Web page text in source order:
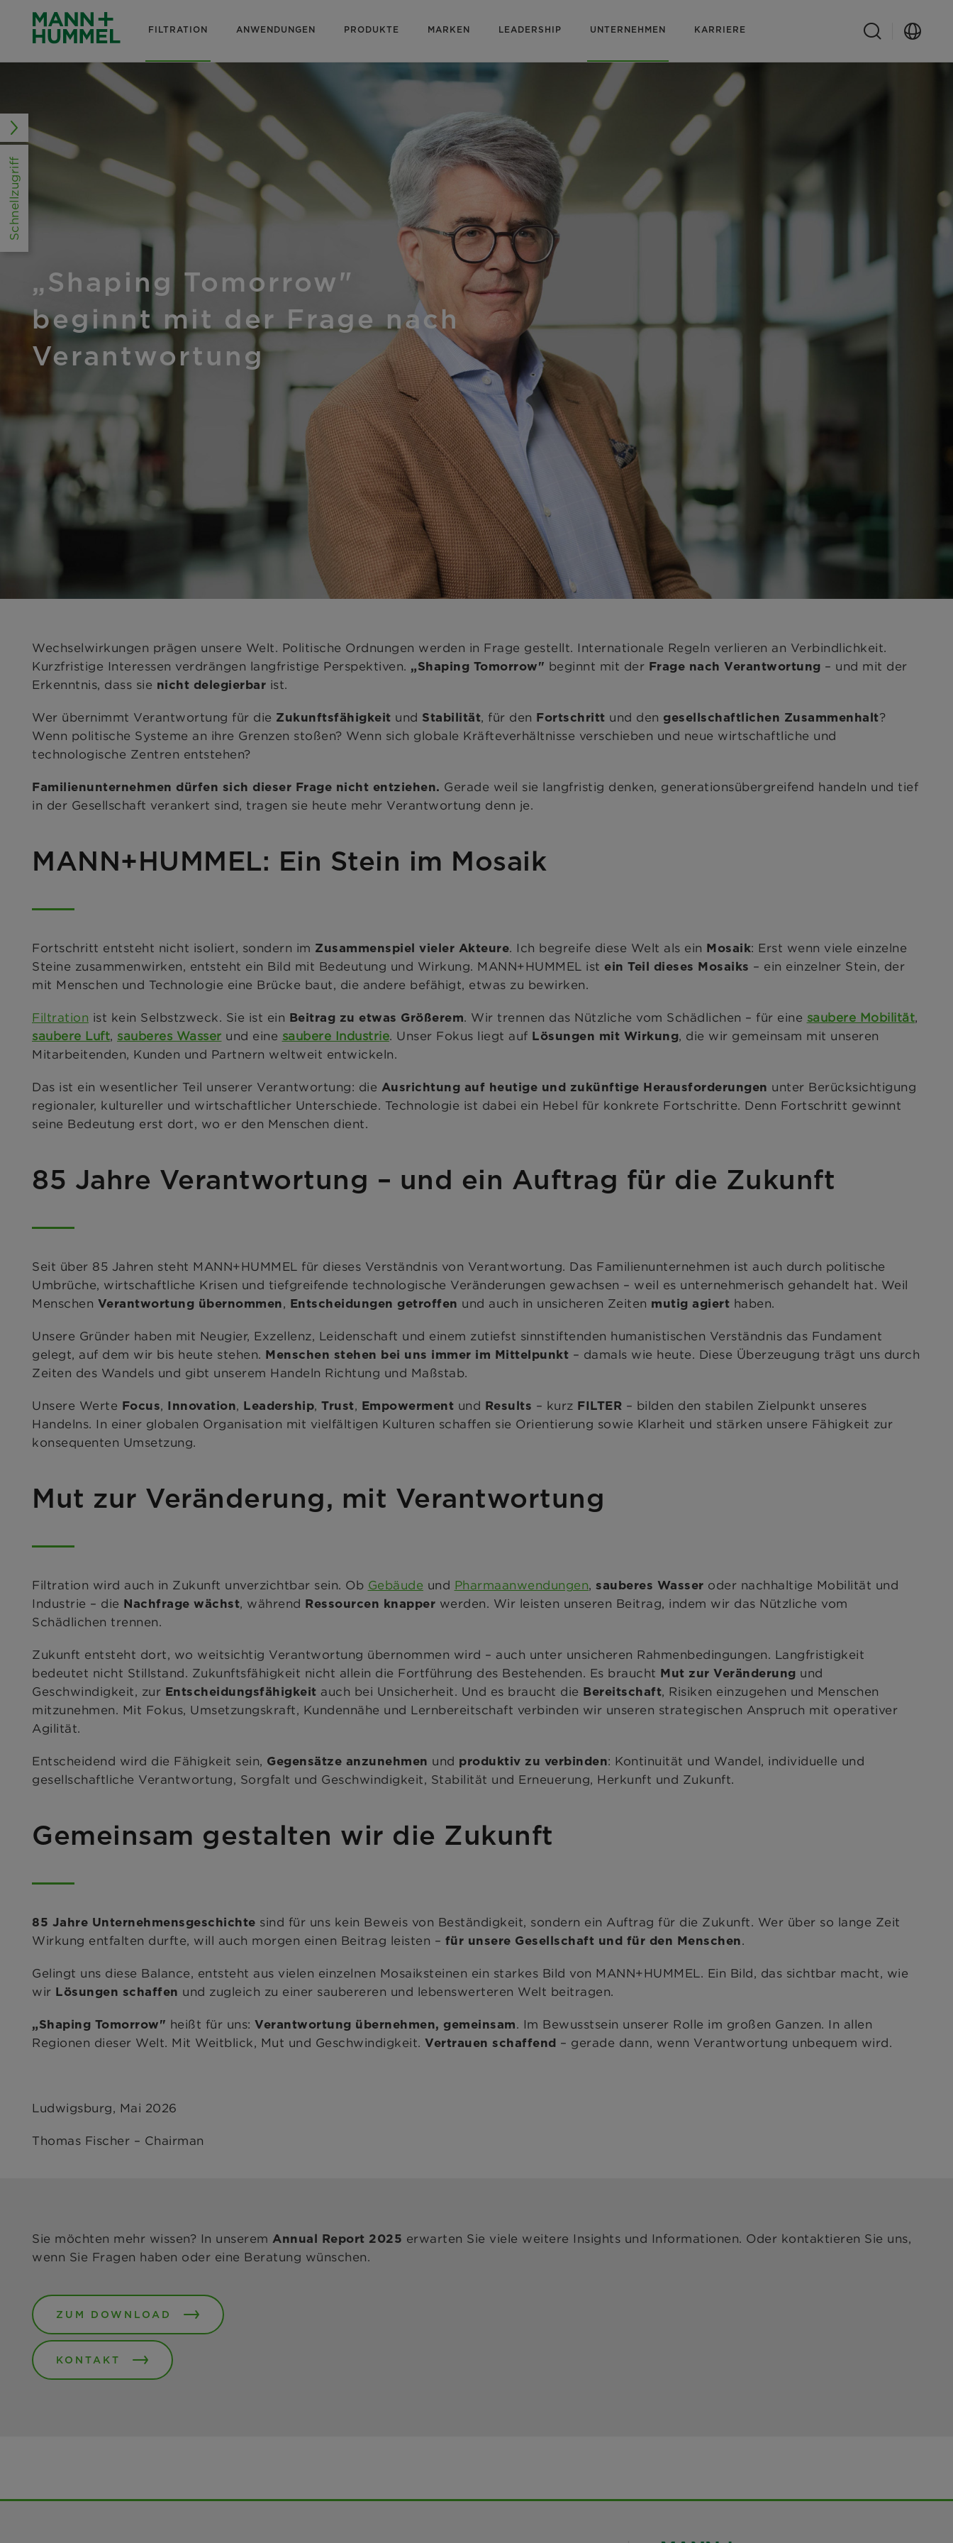
FILTRATION ANWENDUNGEN PRODUKTE MARKEN LEADERSHIP UNTERNEHMEN KARRIERE
„Shaping Tomorrow"
beginnt mit der Frage nach
Verantwortung
Wechselwirkungen prägen unsere Welt. Politische Ordnungen werden in Frage gestellt. Internationale Regeln verlieren an Verbindlichkeit.
Kurzfristige Interessen verdrängen langfristige Perspektiven. „Shaping Tomorrow" beginnt mit der Frage nach Verantwortung – und mit der
Erkenntnis, dass sie nicht delegierbar ist.
Wer übernimmt Verantwortung für die Zukunftsfähigkeit und Stabilität, für den Fortschritt und den gesellschaftlichen Zusammenhalt?
Wenn politische Systeme an ihre Grenzen stoßen? Wenn sich globale Kräfteverhältnisse verschieben und neue wirtschaftliche und
technologische Zentren entstehen?
Familienunternehmen dürfen sich dieser Frage nicht entziehen. Gerade weil sie langfristig denken, generationsübergreifend handeln und tief
in der Gesellschaft verankert sind, tragen sie heute mehr Verantwortung denn je.
MANN+HUMMEL: Ein Stein im Mosaik
Fortschritt entsteht nicht isoliert, sondern im Zusammenspiel vieler Akteure. Ich begreife diese Welt als ein Mosaik: Erst wenn viele einzelne
Steine zusammenwirken, entsteht ein Bild mit Bedeutung und Wirkung. MANN+HUMMEL ist ein Teil dieses Mosaiks – ein einzelner Stein, der
mit Menschen und Technologie eine Brücke baut, die andere befähigt, etwas zu bewirken.
Filtration ist kein Selbstzweck. Sie ist ein Beitrag zu etwas Größerem. Wir trennen das Nützliche vom Schädlichen – für eine saubere Mobilität,
saubere Luft, sauberes Wasser und eine saubere Industrie. Unser Fokus liegt auf Lösungen mit Wirkung, die wir gemeinsam mit unseren
Mitarbeitenden, Kunden und Partnern weltweit entwickeln.
Das ist ein wesentlicher Teil unserer Verantwortung: die Ausrichtung auf heutige und zukünftige Herausforderungen unter Berücksichtigung
regionaler, kultureller und wirtschaftlicher Unterschiede. Technologie ist dabei ein Hebel für konkrete Fortschritte. Denn Fortschritt gewinnt
seine Bedeutung erst dort, wo er den Menschen dient.
85 Jahre Verantwortung – und ein Auftrag für die Zukunft
Seit über 85 Jahren steht MANN+HUMMEL für dieses Verständnis von Verantwortung. Das Familienunternehmen ist auch durch politische
Umbrüche, wirtschaftliche Krisen und tiefgreifende technologische Veränderungen gewachsen – weil es unternehmerisch gehandelt hat. Weil
Menschen Verantwortung übernommen, Entscheidungen getroffen und auch in unsicheren Zeiten mutig agiert haben.
Unsere Gründer haben mit Neugier, Exzellenz, Leidenschaft und einem zutiefst sinnstiftenden humanistischen Verständnis das Fundament
gelegt, auf dem wir bis heute stehen. Menschen stehen bei uns immer im Mittelpunkt – damals wie heute. Diese Überzeugung trägt uns durch
Zeiten des Wandels und gibt unserem Handeln Richtung und Maßstab.
Unsere Werte Focus, Innovation, Leadership, Trust, Empowerment und Results – kurz FILTER – bilden den stabilen Zielpunkt unseres
Handelns. In einer globalen Organisation mit vielfältigen Kulturen schaffen sie Orientierung sowie Klarheit und stärken unsere Fähigkeit zur
konsequenten Umsetzung.
Mut zur Veränderung, mit Verantwortung
Filtration wird auch in Zukunft unverzichtbar sein. Ob Gebäude und Pharmaanwendungen, sauberes Wasser oder nachhaltige Mobilität und
Industrie – die Nachfrage wächst, während Ressourcen knapper werden. Wir leisten unseren Beitrag, indem wir das Nützliche vom
Schädlichen trennen.
Zukunft entsteht dort, wo weitsichtig Verantwortung übernommen wird – auch unter unsicheren Rahmenbedingungen. Langfristigkeit
bedeutet nicht Stillstand. Zukunftsfähigkeit nicht allein die Fortführung des Bestehenden. Es braucht Mut zur Veränderung und
Geschwindigkeit, zur Entscheidungsfähigkeit auch bei Unsicherheit. Und es braucht die Bereitschaft, Risiken einzugehen und Menschen
mitzunehmen. Mit Fokus, Umsetzungskraft, Kundennähe und Lernbereitschaft verbinden wir unseren strategischen Anspruch mit operativer
Agilität.
Entscheidend wird die Fähigkeit sein, Gegensätze anzunehmen und produktiv zu verbinden: Kontinuität und Wandel, individuelle und
gesellschaftliche Verantwortung, Sorgfalt und Geschwindigkeit, Stabilität und Erneuerung, Herkunft und Zukunft.
Gemeinsam gestalten wir die Zukunft
85 Jahre Unternehmensgeschichte sind für uns kein Beweis von Beständigkeit, sondern ein Auftrag für die Zukunft. Wer über so lange Zeit
Wirkung entfalten durfte, will auch morgen einen Beitrag leisten – für unsere Gesellschaft und für den Menschen.
Gelingt uns diese Balance, entsteht aus vielen einzelnen Mosaiksteinen ein starkes Bild von MANN+HUMMEL. Ein Bild, das sichtbar macht, wie
wir Lösungen schaffen und zugleich zu einer saubereren und lebenswerteren Welt beitragen.
„Shaping Tomorrow" heißt für uns: Verantwortung übernehmen, gemeinsam. Im Bewusstsein unserer Rolle im großen Ganzen. In allen
Regionen dieser Welt. Mit Weitblick, Mut und Geschwindigkeit. Vertrauen schaffend – gerade dann, wenn Verantwortung unbequem wird.
Ludwigsburg, Mai 2026
Thomas Fischer – Chairman
Sie möchten mehr wissen? In unserem Annual Report 2025 erwarten Sie viele weitere Insights und Informationen. Oder kontaktieren Sie uns,
wenn Sie Fragen haben oder eine Beratung wünschen.
ZUM DOWNLOAD
KONTAKT
Schnellzugriff